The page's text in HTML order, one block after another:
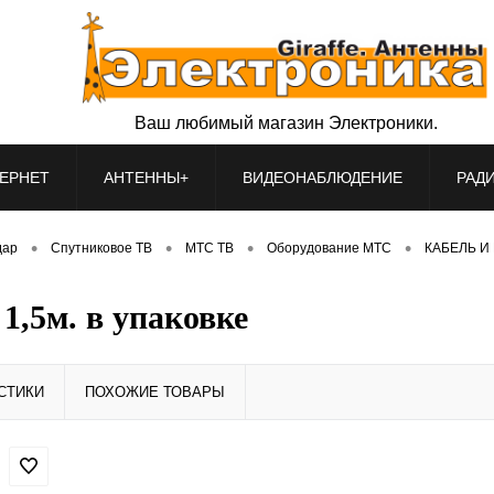
Ваш любимый магазин Электроники.
АНТЕННЫ+ ВИДЕОНАБЛЮДЕНИЕ
• Спутниковое ТВ • МТС ТВ • Оборудование МТС • КАБЕЛЬ И
в упаковке
ПОХОЖИЕ ТОВАРЫ